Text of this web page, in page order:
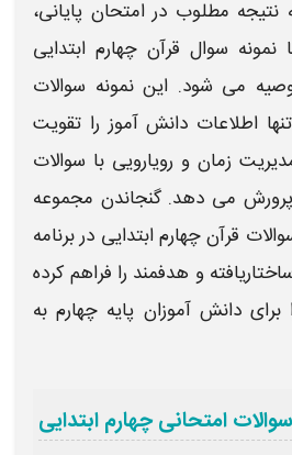
نتیجه مطلوب در امتحان پایانی،
نمونه سوال قرآن چهارم ابتدایی
می شود. ایننمونه سوالات
اطلاعات دانش آموز را تقویت
زمان و رویارویی با سوالات
پرورش می دهد. گنجاندن مجموعه
قرآن چهارم ابتدایی در برنامه
و هدفمند را فراهم کرده
دانش آموزان پایه چهارم به
سوالات امتحانی چهارم ابتدایی